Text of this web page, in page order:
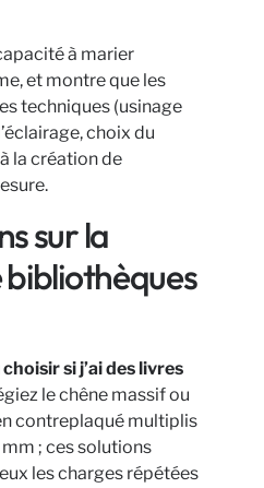
à marier
et montre que les
techniques (usinage
choix du
la création de
sur la
si j’ai des livres
le chêne massif ou
contreplaqué multiplis
; ces solutions
les charges répétées